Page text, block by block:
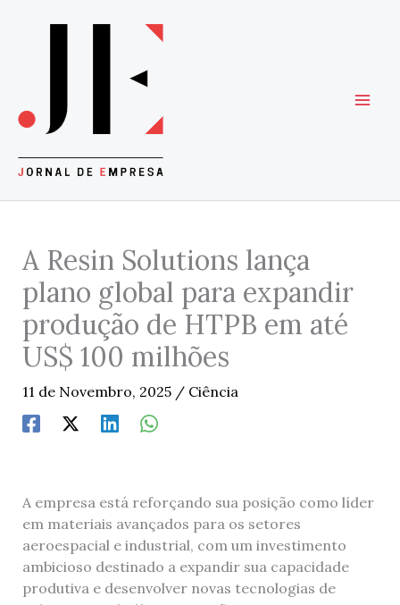
A Resin Solutions lança
plano global para expandir
produção de HTPB em até
US$ 100 milhões
11 de Novembro, 2025 / Ciência
A empresa está reforçando sua posição como líder
em materiais avançados para os setores
aeroespacial e industrial, com um investimento
ambicioso destinado a expandir sua capacidade
produtiva e desenvolver novas tecnologias de